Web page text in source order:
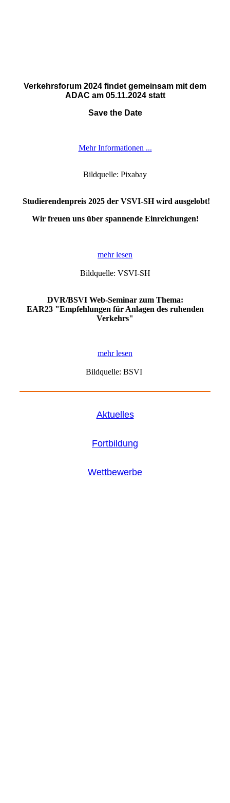
Verkehrsforum 2024 findet gemeinsam mit dem
ADAC am 05.11.2024 statt
Save the Date
Mehr Informationen ...
Bildquelle: Pixabay
Studierendenpreis 2025 der VSVI-SH wird ausgelobt!
Wir freuen uns über spannende Einreichungen!
mehr lesen
Bildquelle: VSVI-SH
DVR/BSVI Web-Seminar zum Thema:
EAR23 "Empfehlungen für Anlagen des ruhenden
Verkehrs"
mehr lesen
Bildquelle: BSVI
Aktuelles
Fortbildung
Wettbewerbe